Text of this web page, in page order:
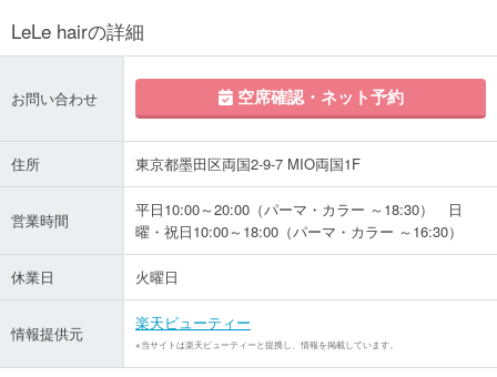
LeLe hairの詳細
お問い合わせ 空席確認・ネット予約
住所 東京都墨田区両国2-9-7 MIO両国1F
営業時間
平日10:00～20:00（パーマ・カラー ～18:30） 日
曜・祝日10:00～18:00（パーマ・カラー ～16:30）
休業日 火曜日
情報提供元
楽天ビューティー
※当サイトは楽天ビューティーと提携し、情報を掲載しています。